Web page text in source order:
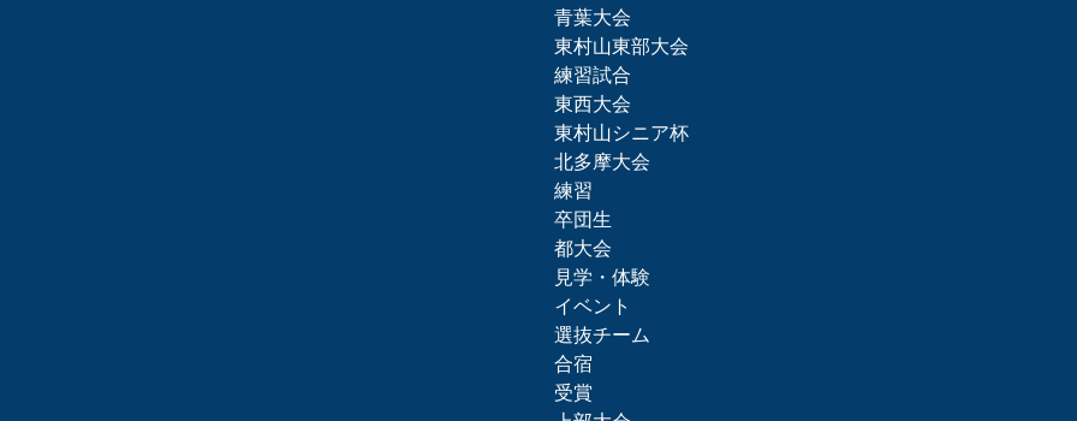
青葉大会
東村山東部大会
練習試合
東西大会
東村山シニア杯
北多摩大会
練習
卒団生
都大会
見学・体験
イベント
選抜チーム
合宿
受賞